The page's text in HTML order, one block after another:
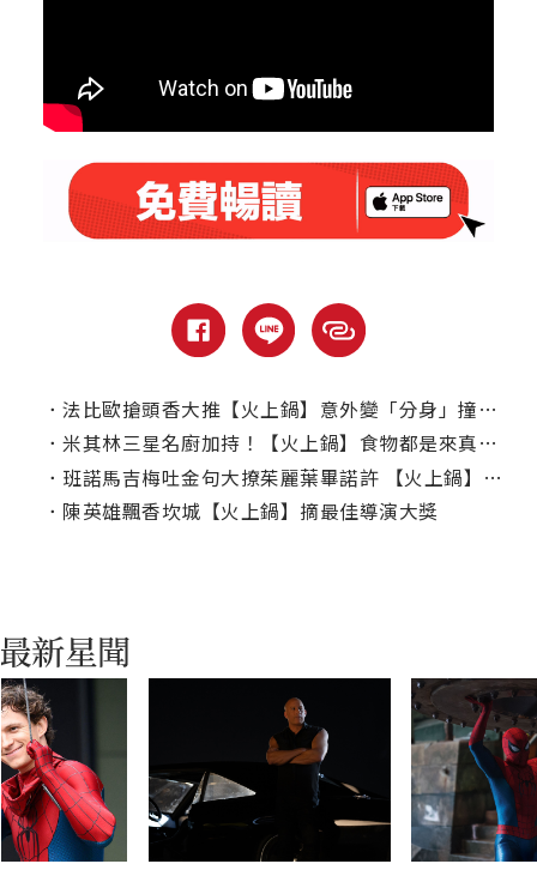
． 法比歐搶頭香大推【火上鍋】意外變「分身」撞臉班諾馬吉梅
． 米其林三星名廚加持！【火上鍋】食物都是來真的？！
． 班諾馬吉梅吐金句大撩茱麗葉畢諾許 【火上鍋】幸福感爆棚！
． 陳英雄飄香坎城【火上鍋】摘最佳導演大獎